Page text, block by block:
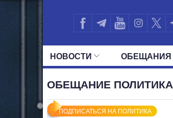
НОВОСТИ ОБЕЩАНИЯ
ОБЕЩАНИЕ ПОЛИТИКА
ПОДПИСАТЬСЯ НА ПОЛИТИКА